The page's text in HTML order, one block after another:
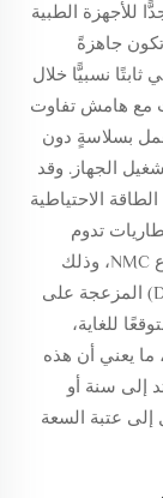
للأجهزة الطبية
جاهزةً
ثابتًا نسبيًّا خلال
البطارية (حوالي ٣٫٢ فولت مع هامش تفاوت
بسلاسةٍ دون
الجهاز. وقد
الاحتياطية
تدوم
أطول بنسبة تقارب ١٢٪ مقارنةً بنظيراتها من نوع NMC، وذلك
لأنها لا تشكّل تلك الترسبات الشجرية (Dendrites) المزعجة على
للغاية،
ما يعني أن هذه
إلى سنة أو
إلى عتبة السعة